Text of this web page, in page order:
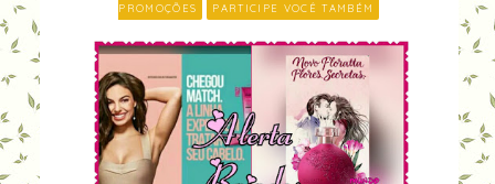
PROMOÇÕES PARTICIPE VOCÊ TAMBÉM